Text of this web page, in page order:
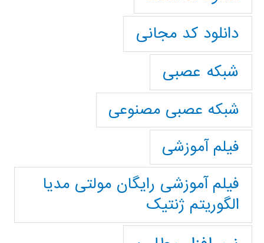
دانلود کد مجانی
شبکه عصبی
شبکه عصبی مصنوعی
فیلم آموزشی
فیلم آموزشی رایگان مولتی مدیا
الگوریتم ژنتیک